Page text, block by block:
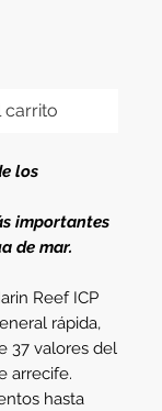
carrito
los
importantes
de mar.
Reef ICP
rápida,
37 valores del
arrecife.
hasta